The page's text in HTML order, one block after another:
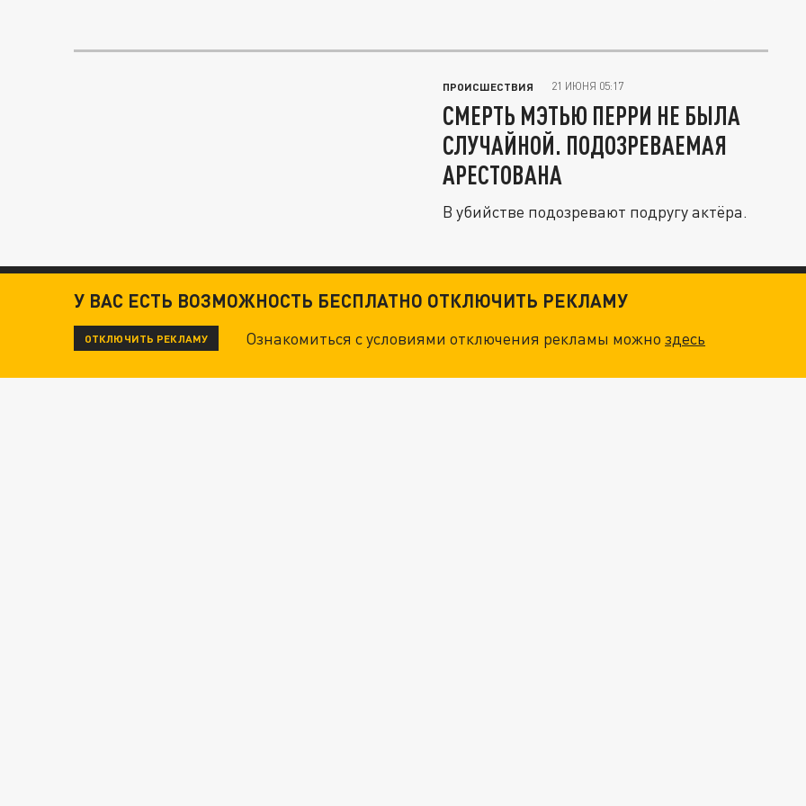
ПРОИСШЕСТВИЯ 21 ИЮНЯ 05:17
СМЕРТЬ МЭТЬЮ ПЕРРИ НЕ БЫЛА
СЛУЧАЙНОЙ. ПОДОЗРЕВАЕМАЯ
АРЕСТОВАНА
В убийстве подозревают подругу актёра.
У ВАС ЕСТЬ ВОЗМОЖНОСТЬ БЕСПЛАТНО ОТКЛЮЧИТЬ РЕКЛАМУ
ОТКЛЮЧИТЬ РЕКЛАМУ Ознакомиться с условиями отключения рекламы можноздесь